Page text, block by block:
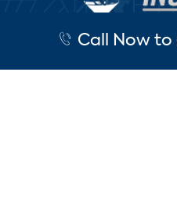
Call Now to